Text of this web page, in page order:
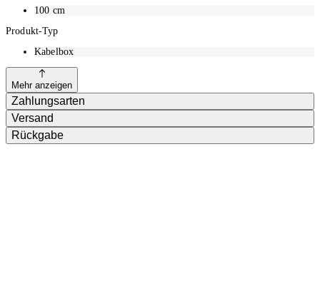
100 cm
Produkt-Typ
Kabelbox
Mehr anzeigen
Zahlungsarten
Versand
Rückgabe